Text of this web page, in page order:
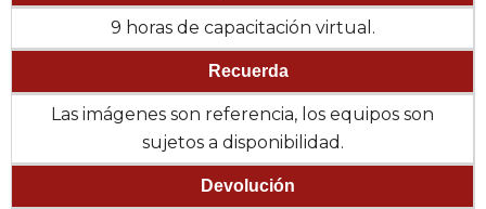
9 horas de capacitación virtual.
Recuerda
Las imágenes son referencia, los equipos son
sujetos a disponibilidad.
Devolución